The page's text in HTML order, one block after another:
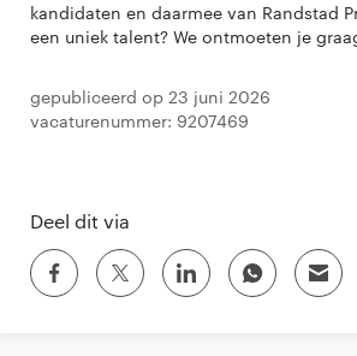
kandidaten en daarmee van Randstad
een uniek talent? We ontmoeten je
Gepubliceerd op 23 juni 2026
Vacaturenummer: 9207469
Deel dit via